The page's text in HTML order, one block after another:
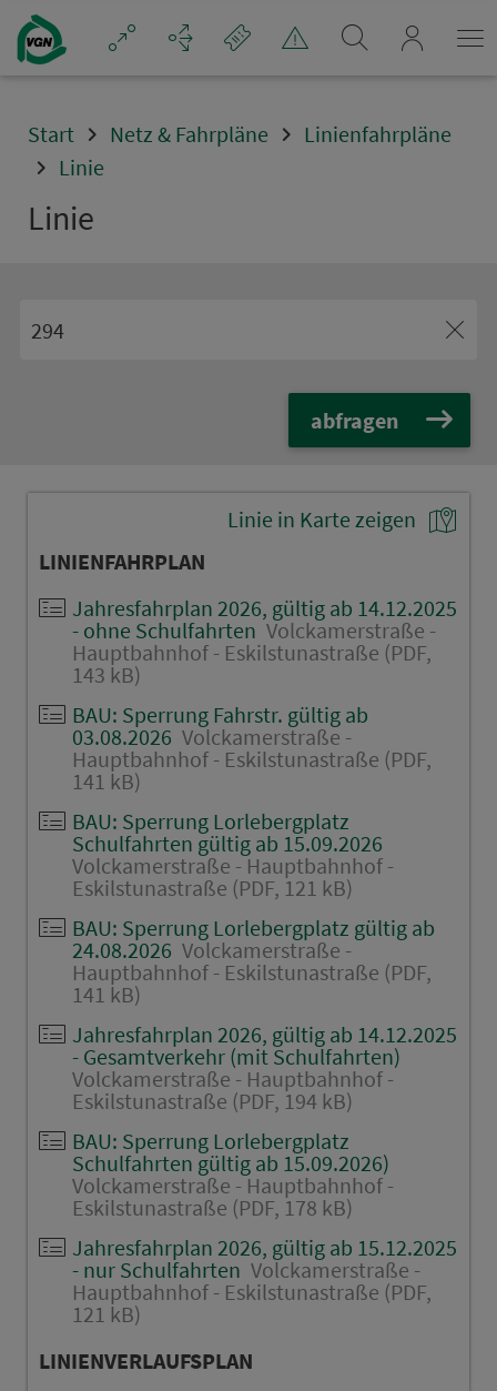
Navigation überspringen
Start Netz & Fahrpläne
Linienfahrpläne
Linie
Linie
abfragen
Linie in Karte zeigen
LINIENFAHRPLAN
Jahresfahrplan 2026, gültig ab 14.12.2025
- ohne Schulfahrten Volckamerstraße -
Hauptbahnhof - Eskilstunastraße (PDF,
143 kB)
BAU: Sperrung Fahrstr. gültig ab
03.08.2026 Volckamerstraße -
Hauptbahnhof - Eskilstunastraße (PDF,
141 kB)
BAU: Sperrung Lorlebergplatz
Schulfahrten gültig ab 15.09.2026
Volckamerstraße - Hauptbahnhof -
Eskilstunastraße (PDF, 121 kB)
BAU: Sperrung Lorlebergplatz gültig ab
24.08.2026 Volckamerstraße -
Hauptbahnhof - Eskilstunastraße (PDF,
141 kB)
Jahresfahrplan 2026, gültig ab 14.12.2025
- Gesamtverkehr (mit Schulfahrten)
Volckamerstraße - Hauptbahnhof -
Eskilstunastraße (PDF, 194 kB)
BAU: Sperrung Lorlebergplatz
Schulfahrten gültig ab 15.09.2026)
Volckamerstraße - Hauptbahnhof -
Eskilstunastraße (PDF, 178 kB)
Jahresfahrplan 2026, gültig ab 15.12.2025
- nur Schulfahrten Volckamerstraße -
Hauptbahnhof - Eskilstunastraße (PDF,
121 kB)
LINIENVERLAUFSPLAN